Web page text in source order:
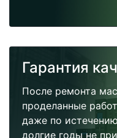
Гарантия
После ремонта
проделанные
даже по
долгие годы не